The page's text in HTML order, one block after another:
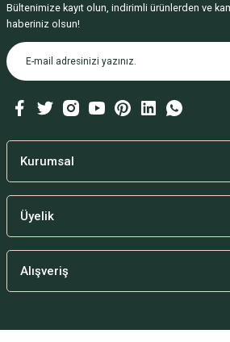
Bültenimize kayıt olun, indirimli ürünlerden ve
haberiniz olsun!
Kurumsal
Üyelik
Alışveriş